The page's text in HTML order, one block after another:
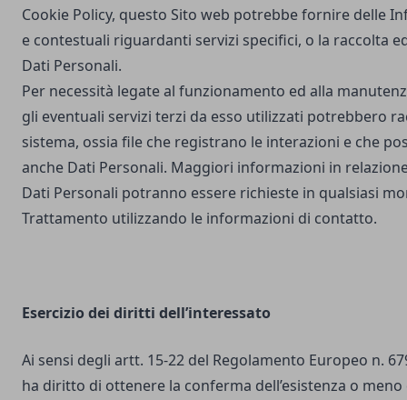
Cookie Policy, questo Sito web potrebbe fornire delle
e contestuali riguardanti servizi specifici, o la raccolta
Dati Personali.
Per necessità legate al funzionamento ed alla
gli eventuali servizi terzi da esso utilizzati potrebbero
sistema, ossia file che registrano le interazioni e che
anche Dati Personali. Maggiori informazioni in
Dati Personali potranno essere richieste in qualsiasi
Trattamento utilizzando le informazioni di contatto.
Esercizio dei diritti dell’interessato
Ai sensi degli artt. 15-22 del Regolamento Europeo n.
ha diritto di ottenere la conferma dell’esistenza o